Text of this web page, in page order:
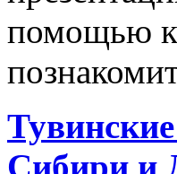
помощью
Сибири и